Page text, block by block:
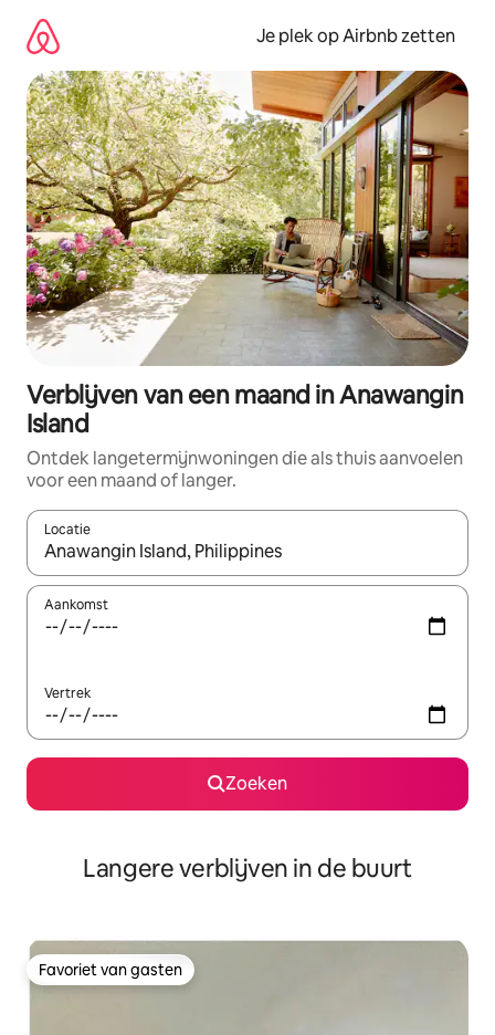
direct
naar
inhoud
Je plek op Airbnb zetten
Verblijven van een maand in Anawangin
Island
Ontdek langetermijnwoningen die als thuis aanvoelen
voor een maand of langer.
Locatie
Wanneer er resultaten beschikbaar zijn, maak je een keuze
Aankomst
Vertrek
Zoeken
Langere verblijven in de buurt
Favoriet van gasten
Favoriet van gasten